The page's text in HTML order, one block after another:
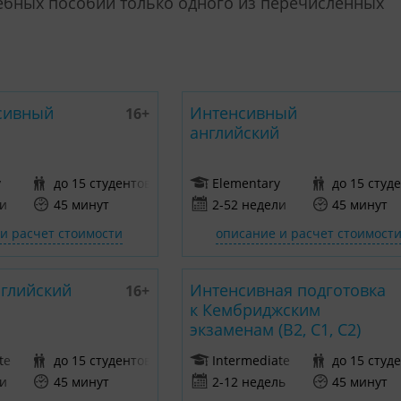
16+
до 15 студентов
45 минут
расчет стоимости
Интенсивный
английский
Elementary
до 15
2-52 недели
45 минут
описание и расчет
16+
до 15 студентов
45 минут
Интенсивная подготовка
к Кембриджским
экзаменам (B2, C1, C2)
Intermediate
до 15
2-12 недель
45 минут